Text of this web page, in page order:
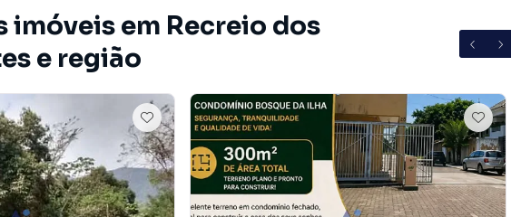
imóveis em Recreio dos
e região